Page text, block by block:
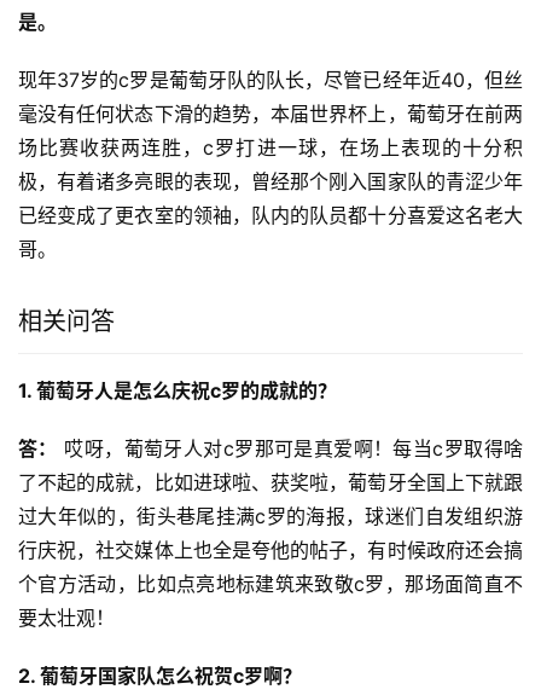
是。
现年37岁的c罗是葡萄牙队的队长，尽管已经年近40，但丝
毫没有任何状态下滑的趋势，本届世界杯上，葡萄牙在前两
场比赛收获两连胜，c罗打进一球，在场上表现的十分积
极，有着诸多亮眼的表现，曾经那个刚入国家队的青涩少年
已经变成了更衣室的领袖，队内的队员都十分喜爱这名老大
哥。
相关问答
1. 葡萄牙人是怎么庆祝c罗的成就的？
答：
哎呀，葡萄牙人对c罗那可是真爱啊！每当c罗取得啥
了不起的成就，比如进球啦、获奖啦，葡萄牙全国上下就跟
过大年似的，街头巷尾挂满c罗的海报，球迷们自发组织游
行庆祝，社交媒体上也全是夸他的帖子，有时候政府还会搞
个官方活动，比如点亮地标建筑来致敬c罗，那场面简直不
要太壮观！
2. 葡萄牙国家队怎么祝贺c罗啊？